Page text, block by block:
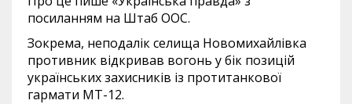
посиланням на Штаб ООС.
Зокрема, неподалік селища Новомихайлівка
противник відкривав вогонь у бік позицій
українських захисників із протитанкової
гармати МТ-12.